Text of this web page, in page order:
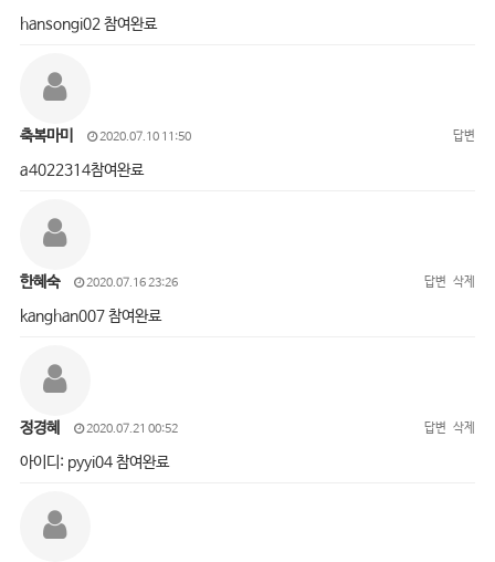
hansongi02 참여완료
축복마미 2020.07.10 11:50 답변
a4022314참여완료
한혜숙 2020.07.16 23:26 답변 삭제
kanghan007 참여완료
정경혜 2020.07.21 00:52 답변 삭제
아이디: pyyi04 참여완료